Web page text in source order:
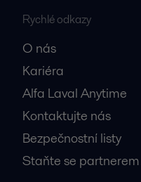
Rychlé odkazy
O nás
Kariéra
Alfa Laval Anytime
Kontaktujte nás
Bezpečnostní listy
Staňte se